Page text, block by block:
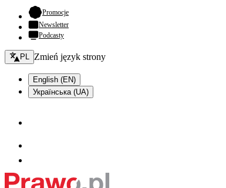
Promocje- otwiera się w nowej karcie
Newsletter
Podcasty
Zmień język - bieżący:
PL Zmień język strony
English (EN)
Українська (UA)